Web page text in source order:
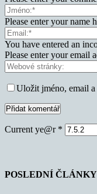
Please enter your name
You have entered an
Please enter your email
Uložit jméno, email
Current ye@r *
POSLEDNÍ ČLÁNKY